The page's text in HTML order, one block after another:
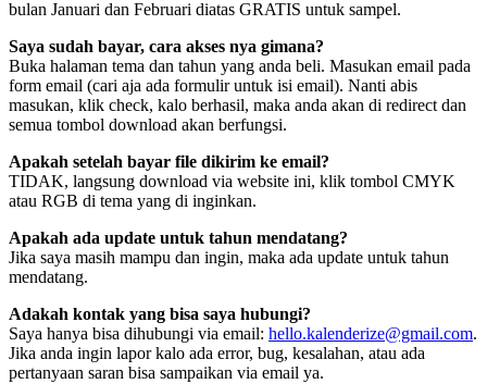
bulan Januari dan Februari diatas GRATIS untuk sampel.
Saya sudah bayar, cara akses nya gimana?
Buka halaman tema dan tahun yang anda beli. Masukan email pada
form email (cari aja ada formulir untuk isi email). Nanti abis
masukan, klik check, kalo berhasil, maka anda akan di redirect dan
semua tombol download akan berfungsi.
Apakah setelah bayar file dikirim ke email?
TIDAK, langsung download via website ini, klik tombol CMYK
atau RGB di tema yang di inginkan.
Apakah ada update untuk tahun mendatang?
Jika saya masih mampu dan ingin, maka ada update untuk tahun
mendatang.
Adakah kontak yang bisa saya hubungi?
Saya hanya bisa dihubungi via email: hello.kalenderize@gmail.com.
Jika anda ingin lapor kalo ada error, bug, kesalahan, atau ada
pertanyaan saran bisa sampaikan via email ya.